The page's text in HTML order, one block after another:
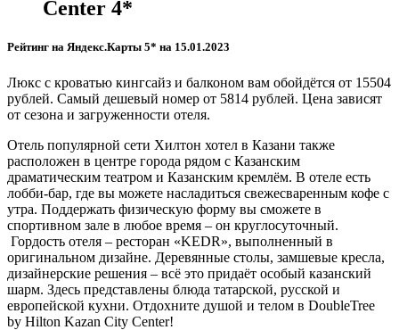
Center 4*
Рейтинг на Яндекс.Карты 5* на 15.01.2023
Люкс с кроватью кингсайз и балконом вам обойдётся от 15504
рублей. Самый дешевый номер от 5814 рублей. Цена зависят
от сезона и загруженности отеля.
Отель популярной сети Хилтон хотел в Казани также
расположен в центре города рядом с Казанским
драматическим театром и Казанским кремлём. В отеле есть
лобби-бар, где вы можете насладиться свежесваренным кофе с
утра. Поддержать физическую форму вы сможете в
спортивном зале в любое время – он круглосуточный.
Гордость отеля – ресторан «KEDR», выполненный в
оригинальном дизайне. Деревянные столы, замшевые кресла,
дизайнерские решения – всё это придаёт особый казанский
шарм. Здесь представлены блюда татарской, русской и
европейской кухни. Отдохните душой и телом в DoubleTree
by Hilton Kazan City Center!